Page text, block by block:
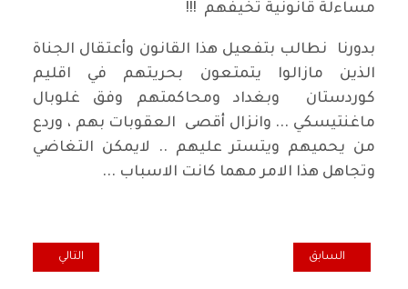
مساءلة قانونية تخيفهم !!!
بدورنا نطالب بتفعيل هذا القانون وأعتقال الجناة
الذين مازالوا يتمتعون بحريتهم في اقليم
كوردستان وبغداد ومحاكمتهم وفق غلوبال
ماغنتيسكي ... وانزال أقصى العقوبات بهم ، وردع
من يحميهم ويتستر عليهم .. لايمكن التغاضي
وتجاهل هذا الامر مهما كانت الاسباب ...
المقال السابق: المجهول المعروف
السابق المقال التالي:
التالي